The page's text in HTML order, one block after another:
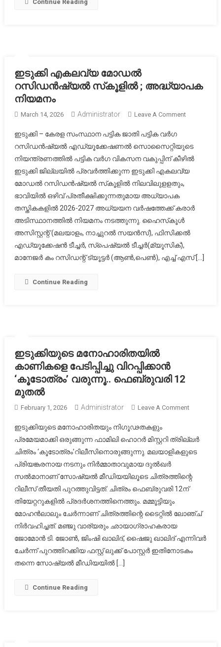
Continue Reading
ഇടുക്കി എകലവ്യ മോഡൽ
റസിഡൻഷ്യൽ സ്‌കൂളിൽ ; അദ്ധ്യാപക
നിയമനം
March 14, 2026 Administrator Leave A CommentOn
മോഡൽ
സ്‌കൂളിൽ
നിയമനം
ഇടുക്കി – കേരള സംസ്ഥാന പട്ടിക ജാതി പട്ടിക വർഗ
റസിഡൻഷ്യൽ എഡ്യൂക്കേഷണൽ സൊസൈറ്റിയുടെ
നിയന്ത്രണത്തിൽ പട്ടിക വർഗ വികസന വകുപ്പിന് കീഴിൽ
ഇടുക്കി ജില്ലയിൽ പ്രവർത്തിക്കുന്ന ഇടുക്കി എകലവ്യ
മോഡൽ റസിഡൻഷ്യൽ സ്‌കൂളിൽ നിലവിലുളളതും,
ഭാവിയിൽ ഒഴിവ് പ്രതീക്ഷിക്കുന്നതുമായ അധ്യാപക
തസ്തികകളിൽ 2026-2027 അധ്യയന വർഷത്തേക്ക് കരാർ
അടിസ്ഥാനത്തിൽ നിയമനം നടത്തുന്നു. ഹൈസ്‌കൂൾ
അസിസ്റ്റന്റ് (മലയാളം, നാച്ചുറൽ സയൻസ്), ഫിസിക്കൽ
എഡ്യൂക്കേഷൻ ടീച്ചർ, സ്പെഷ്യൽ ടീച്ചർ(മ്യൂസിക്),
മാനേജർ കം റസിഡന്റ് ട്യൂട്ടർ (ആൺ,പെൺ), എച്ച് എസ് […]
Continue Reading
ഇടുക്കിയുടെ മനോഹാരിതയിൽ
കാണികളെ പേടിപ്പിച്ചു വിറപ്പിക്കാൻ
‘കൂടോത്രം’ വരുന്നൂ.. ഫെബ്രുവരി 12
മുതൽ
February 1, 2026 Administrator Leave A CommentOn
പേടിപ്പിച്ചു
വരുന്നൂ..
12
ഇടുക്കിയുടെ മനോഹാരിതയും നിഗൂഢതകളും
പ്രമേയമാക്കി ഒരുങ്ങുന്ന ഫാമിലി ഹൊറര്‍ മിസ്റ്ററി ത്രില്ലര്‍
ചിത്രം ‘കൂടോത്രം’റിലീസിനൊരുങ്ങുന്നു. മലയാളികളുടെ
പ്രിയങ്കരനായ നടനും നിര്‍മ്മാതാവുമായ ദുല്‍ഖര്‍
സല്‍മാനാണ് സോഷ്യല്‍ മീഡിയയിലൂടെ ചിത്രത്തിന്റെ
റിലീസ് തീയതി പുറത്തുവിട്ടത്. ചിത്രം ഫെബ്രുവരി 12ന്
തിയേറ്ററുകളില്‍ പ്രദര്‍ശനത്തിനെത്തും. മമ്മൂട്ടിയും
മോഹന്‍ലാലും ചേര്‍ന്നാണ് ചിത്രത്തിന്റെ ടൈറ്റില്‍ ലോഞ്ച്
നിര്‍വഹിച്ചത്. മഞ്ജു വാര്യരും ഛായാഗ്രാഹകരായ
ജോമോന്‍ ടി. ജോണ്‍, ജിംഷി ഖാലിദ്, ഷൈജു ഖാലിദ് എന്നിവര്‍
ചേര്‍ന്ന് പുറത്തിറക്കിയ ഫസ്റ്റ് ലുക്ക് പോസ്റ്റര്‍ ഇതിനോടകം
തന്നെ സോഷ്യല്‍ മീഡിയയില്‍ […]
Continue Reading